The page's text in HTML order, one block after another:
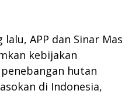
APP dan Sinar Mas
kebijakan
hutan
di Indonesia,